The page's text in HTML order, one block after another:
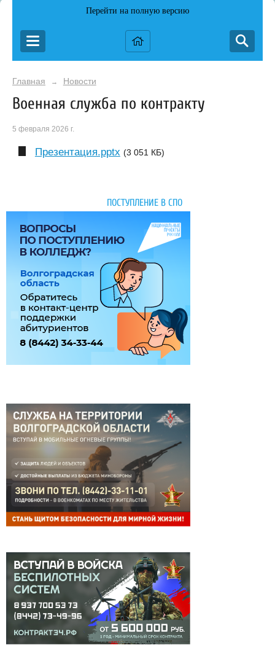
Перейти на полную версию
Главная → Новости
Военная служба по контракту
5 февраля 2026 г.
Презентация.pptx (3 051 КБ)
ПОСТУПЛЕНИЕ В СПО